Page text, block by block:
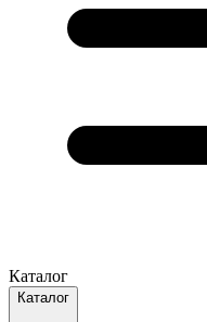
Каталог
Каталог